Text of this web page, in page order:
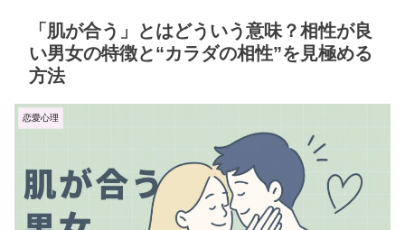
「肌が合う」とはどういう意味？相性が良
い男女の特徴と“カラダの相性”を見極める
方法
恋愛心理